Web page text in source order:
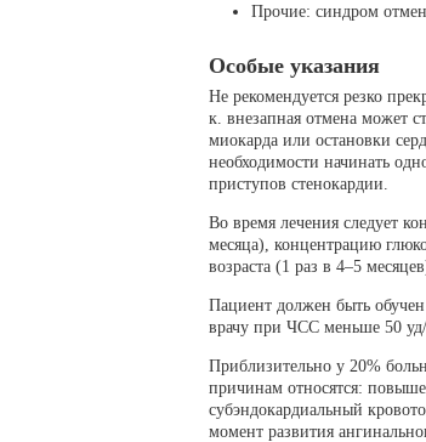
Прочие: синдром
Особые указания
Не рекомендуется резко
к. внезапная отмена может
миокарда или остановки
необходимости начинать
приступов стенокардии.
Во время лечения следует
месяца), концентрацию
возраста (1 раз в 4–5
Пациент должен быть
врачу при ЧСС меньше 50
Приблизительно у 20%
причинам относятся:
субэндокардиальный
момент развития